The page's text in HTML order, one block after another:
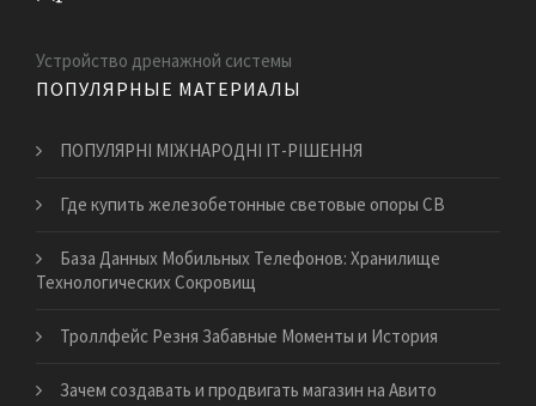
Устройство дренажной системы
ПОПУЛЯРНЫЕ МАТЕРИАЛЫ
ПОПУЛЯРНІ МІЖНАРОДНІ ІТ-РІШЕННЯ
Где купить железобетонные световые опоры СВ
База Данных Мобильных Телефонов: Хранилище
Технологических Сокровищ
Троллфейс Резня Забавные Моменты и История
Зачем создавать и продвигать магазин на Авито